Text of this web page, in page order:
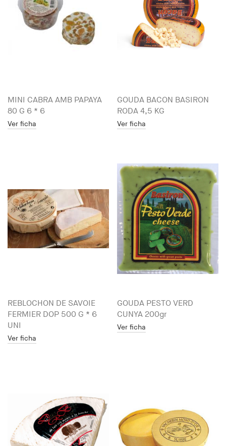
MINI CABRA AMB PAPAYA
80 G 6 * 6
Ver ficha
GOUDA BACON BASIRON
RODA 4,5 KG
Ver ficha
REBLOCHON DE SAVOIE
FERMIER DOP 500 G * 6
UNI
Ver ficha
GOUDA PESTO VERD
CUNYA 200gr
Ver ficha